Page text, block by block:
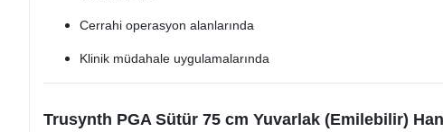
Cerrahi operasyon alanlarında
Klinik müdahale uygulamalarında
Trusynth PGA Sütür 75 cm Yuvarlak (Emilebilir)